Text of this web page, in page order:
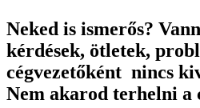
Neked is ismerős?
kérdések, ötletek,
cégvezetőként nincs
Nem akarod terhelni a